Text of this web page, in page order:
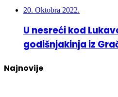
20. Oktobra 2022.
U nesreći kod
godišnjakinja iz
Najnovije